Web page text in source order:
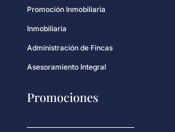
Promoción Inmobiliaria
Inmobiliaria
Administración de Fincas
Asesoramiento Integral
Promociones